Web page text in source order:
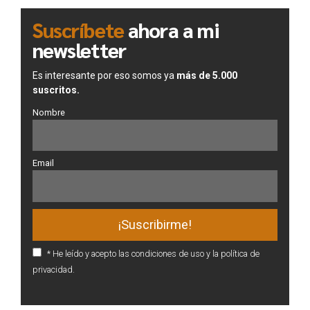
Suscríbeteahora a mi
newsletter
Es interesante por eso somos ya más de 5.000
suscritos.
Nombre
Email
* He leído y acepto las condiciones de uso y la política de
privacidad.